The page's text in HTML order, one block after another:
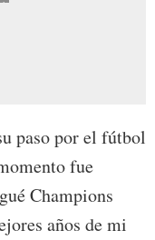
paso por el fútbol
fue
Champions
años de mi